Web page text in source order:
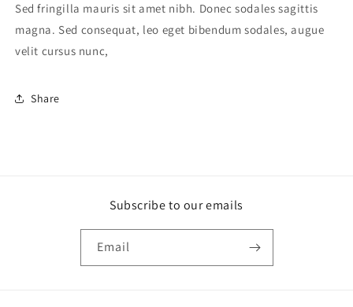
Sed fringilla mauris sit amet nibh. Donec sodales sagittis
magna. Sed consequat, leo eget bibendum sodales, augue
velit cursus nunc,
Share
Subscribe to our emails
Email